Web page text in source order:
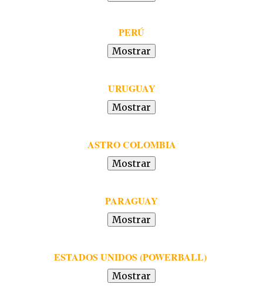
PERÚ
URUGUAY
ASTRO COLOMBIA
PARAGUAY
ESTADOS UNIDOS (POWERBALL)